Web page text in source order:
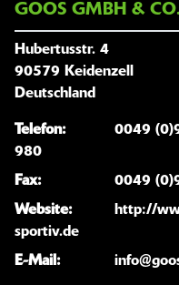
GOOS GMBH &
Hubertusstr. 4
90579 Keidenzell
Deutschland
Telefon:
0049
980
Fax:
0049
Website:
http://
sportiv.de
E-Mail: